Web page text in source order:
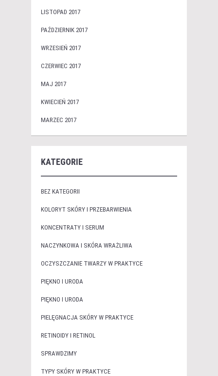
LISTOPAD 2017
PAŹDZIERNIK 2017
WRZESIEŃ 2017
CZERWIEC 2017
MAJ 2017
KWIECIEŃ 2017
MARZEC 2017
KATEGORIE
BEZ KATEGORII
KOLORYT SKÓRY I PRZEBARWIENIA
KONCENTRATY I SERUM
NACZYNKOWA I SKÓRA WRAŻLIWA
OCZYSZCZANIE TWARZY W PRAKTYCE
PIĘKNO I URODA
PIĘKNO I URODA
PIELĘGNACJA SKÓRY W PRAKTYCE
RETINOIDY I RETINOL
SPRAWDZIMY
TYPY SKÓRY W PRAKTYCE